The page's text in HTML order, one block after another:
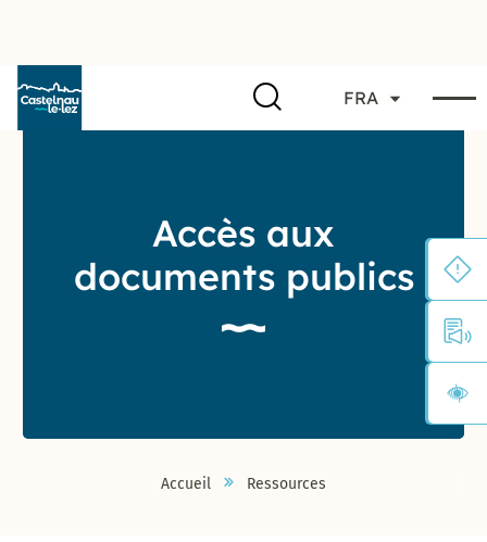
FRA
Accès aux
documents publics
Accueil Ressources